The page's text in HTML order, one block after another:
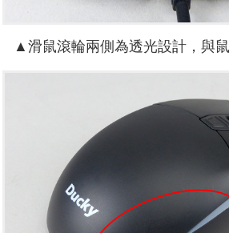
▲滑鼠滾輪兩側為透光設計，與鼠